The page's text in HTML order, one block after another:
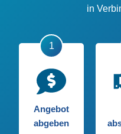
in
Angebot
abgeben